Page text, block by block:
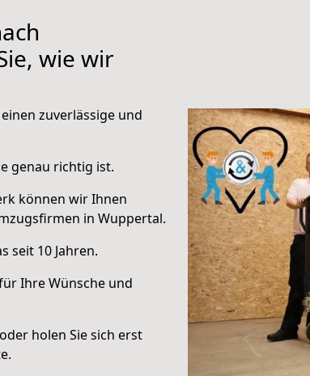
wie wir
zuverlässige und
genau richtig ist.
können wir Ihnen
in Wuppertal.
seit 10 Jahren.
Ihre Wünsche und
holen Sie sich erst